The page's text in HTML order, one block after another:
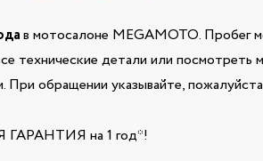
в мотосалоне MEGAMOTO. Пробег
технические детали или
обращении указывайте,
ГАРАНТИЯ на 1 год*!